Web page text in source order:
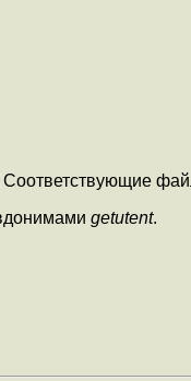
Соответствующие
getutent.